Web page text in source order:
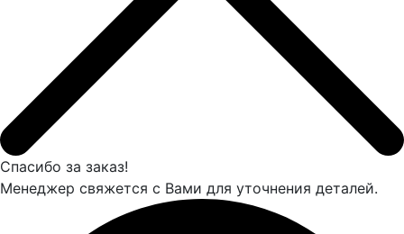
Спасибо за заказ!
Менеджер свяжется с Вами для уточнения деталей.